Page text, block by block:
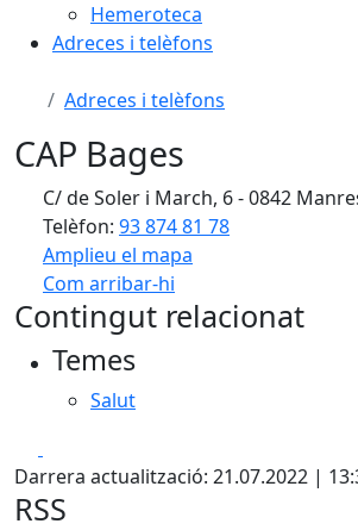
Hemeroteca
Adreces i telèfons
Adreces i telèfons
CAP Bages
C/ de Soler i March, 6 - 0842
Telèfon: 93 874 81 78
Amplieu el mapa
Com arribar-hi
+
Contingut relacionat
Temes
Salut
Darrera actualització: 21.07.2022 |
RSS